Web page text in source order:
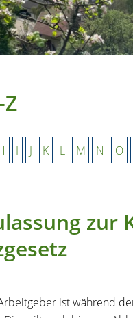
I J K L M N O
zur
ist während